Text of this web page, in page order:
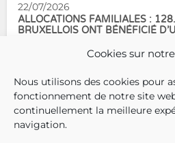
Cookies sur
Nous utilisons des cookies pour
fonctionnement de notre site
continuellement la meilleure
navigation.
22/07/2026
ALLOCATIONS FAMILIALES :
BRUXELLOIS ONT BÉNÉFICIÉ
En décembre 2025, 304.966
enfants bruxellois avaient droit
aux allocations familiales.
Parmi eux, 128.222